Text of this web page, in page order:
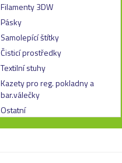
Filamenty 3DW
Pásky
Samolepící štítky
Čisticí prostředky
Textilní stuhy
Kazety pro reg. pokladny a
bar.válečky
Ostatní